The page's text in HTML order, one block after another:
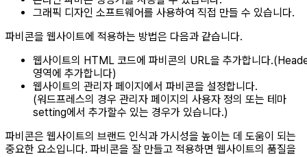
그래픽 디자인 소프트웨어를 사용하여 직접 만들 수 있습니다.
파비콘을 웹사이트에 적용하는 방법은 다음과 같습니다.
웹사이트의 HTML 코드에 파비콘의 URL을 추가합니다
영역에 추가합니다)
웹사이트의 관리자 페이지에서 파비콘을 설정합니다.
(워드프레스의 경우 관리자 페이지의 사용자 정의 또는 테마
setting에서 추가할수 있는 경우가 있습니다.)
파비콘은 웹사이트의 브랜드 인식과 가시성을 높이는 데 도움이 되는
중요한 요소입니다. 파비콘을 잘 만들고 적용하면 웹사이트의 품질을